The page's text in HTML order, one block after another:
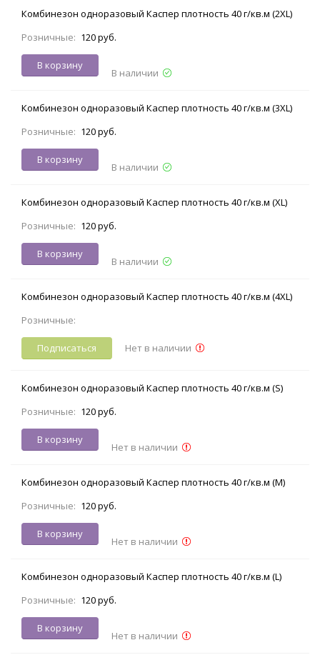
Комбинезон одноразовый Каспер плотность 40 г/кв.м (2XL)
Розничные: 120 руб.
В корзину
В наличии
Комбинезон одноразовый Каспер плотность 40 г/кв.м (3XL)
Розничные: 120 руб.
В корзину
В наличии
Комбинезон одноразовый Каспер плотность 40 г/кв.м (XL)
Розничные: 120 руб.
В корзину
В наличии
Комбинезон одноразовый Каспер плотность 40 г/кв.м (4XL)
Розничные:
Подписаться Нет в наличии
Комбинезон одноразовый Каспер плотность 40 г/кв.м (S)
Розничные: 120 руб.
В корзину
Нет в наличии
Комбинезон одноразовый Каспер плотность 40 г/кв.м (M)
Розничные: 120 руб.
В корзину
Нет в наличии
Комбинезон одноразовый Каспер плотность 40 г/кв.м (L)
Розничные: 120 руб.
В корзину
Нет в наличии